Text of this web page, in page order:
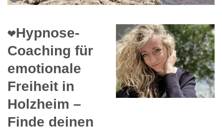
❤️Hypnose-
Coaching für
emotionale
Freiheit in
Holzheim –
Finde deinen